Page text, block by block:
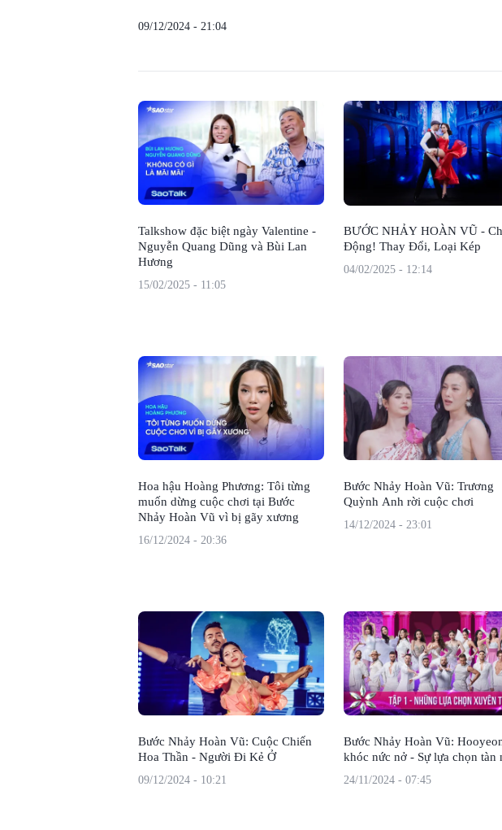
09/12/2024 - 21:04
Talkshow đặc biệt ngày Valentine -
Nguyễn Quang Dũng và Bùi Lan
Hương
15/02/2025 - 11:05
BƯỚC NHẢY HOÀN VŨ -
Động! Thay Đổi, Loại Kép
04/02/2025 - 12:14
Hoa hậu Hoàng Phương: Tôi từng
muốn dừng cuộc chơi tại Bước
Nhảy Hoàn Vũ vì bị gãy xương
16/12/2024 - 20:36
Bước Nhảy Hoàn Vũ: Trương
Quỳnh Anh rời cuộc chơi
14/12/2024 - 23:01
Bước Nhảy Hoàn Vũ: Cuộc Chiến
Hoa Thần - Người Đi Kẻ Ở
09/12/2024 - 10:21
Bước Nhảy Hoàn Vũ:
khóc nức nở - Sự lựa chọn tàn
24/11/2024 - 07:45